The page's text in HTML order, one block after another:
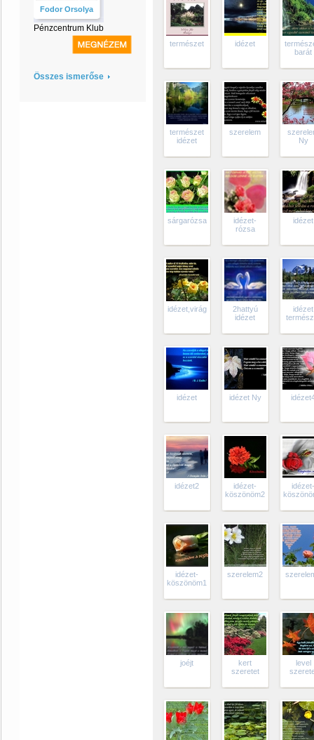
Fodor Orsolya
Pénzcentrum Klub
Összes ismerőse
természet idézet
barát
természet
idézet
szerelem
Ny
sárgarózsa
idézet-
rózsa
idézet
idézet,virág
2hattyú
idézet
idézet
idézet idézet Ny
idézet2
idézet-
köszönöm2
idézet-
köszönöm1
szerelem2
joéjt
kert
szeretet
level